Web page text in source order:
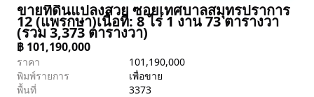
ขายที่ดินแปลงสวย ซอยเทศบาลสมุทรปราการ
12 (แพรกษา)เนื้อที่: 8 ไร่ 1 งาน 73 ตารางวา
(รวม 3,373 ตารางวา)
฿ 101,190,000
ราคา
101,190,000
พิมพ์รายการ
เพื่อขาย
พื้นที่
3373